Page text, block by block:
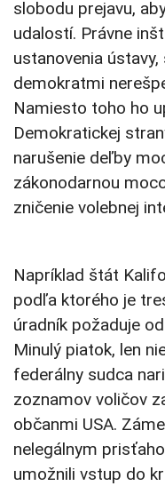
slobodu prejavu,
udalostí. Právne
ustanovenia
demokratmi
Namiesto toho ho
Demokratickej
narušenie deľby
zákonodarnou
zničenie volebnej
Napríklad štát
podľa ktorého je
úradník požaduje
Minulý piatok, len
federálny sudca
zoznamov voličov
občanmi USA.
nelegálnym
umožnili vstup do